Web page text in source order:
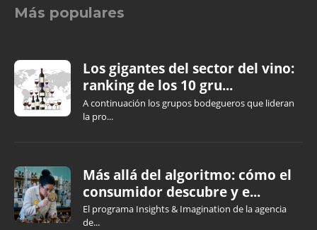
Más populares
Los gigantes del sector del vino:
ranking de los 10 gru...
A continuación los grupos bodegueros que lideran
la pro...
Más allá del algoritmo: cómo el
consumidor descubre y e...
El programa Insights & Imagination de la agencia
de...